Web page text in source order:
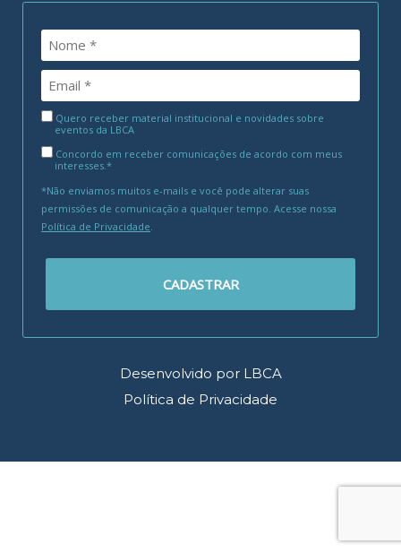
Quero receber material institucional e novidades sobre
eventos da LBCA
Concordo em receber comunicações de acordo com meus
interesses.*
*Não enviamos muitos e-mails e você pode alterar suas
permissões de comunicação a qualquer tempo. Acesse nossa
Política de Privacidade.
CADASTRAR
Desenvolvido por LBCA
Política de Privacidade